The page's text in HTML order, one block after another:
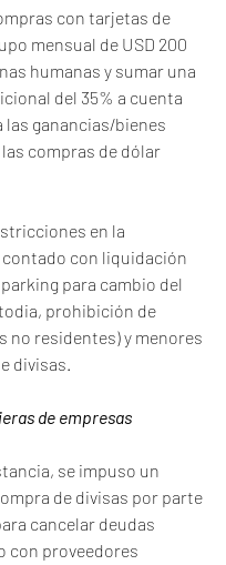
con tarjetas de
mensual de USD 200
humanas y sumar una
del 35% a cuenta
las ganancias/bienes
compras de dólar
con liquidación
para cambio del
prohibición de
no residentes) y menores
divisas.
de empresas
se impuso un
de divisas por parte
cancelar deudas
con proveedores